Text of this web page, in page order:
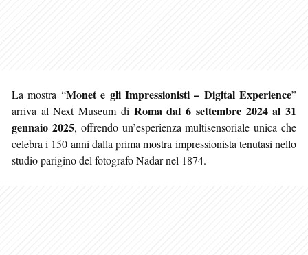
La mostra “Monet e gli Impressionisti – Digital Experience”
arriva al Next Museum di Roma dal 6 settembre 2024 al 31
gennaio 2025, offrendo un’esperienza multisensoriale unica che
celebra i 150 anni dalla prima mostra impressionista tenutasi nello
studio parigino del fotografo Nadar nel 1874.